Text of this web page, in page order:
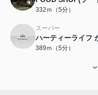
332ｍ（5分）
スーパー
ハーティーライフ
389ｍ（5分）